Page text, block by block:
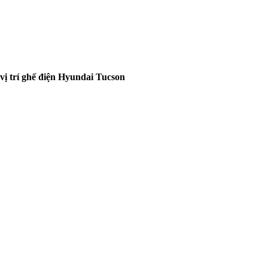
trí ghế điện Hyundai Tucson